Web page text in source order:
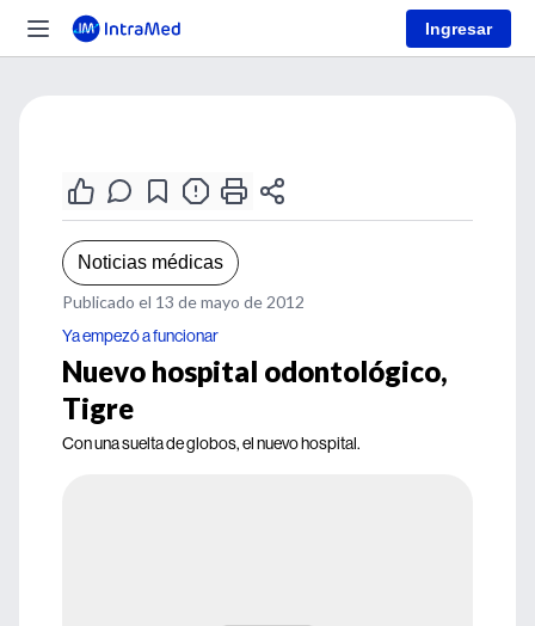
Ingresar
Noticias médicas
Publicado el 13 de mayo de 2012
Ya empezó a funcionar
Nuevo hospital odontológico,
Tigre
Con una suelta de globos, el nuevo hospital.